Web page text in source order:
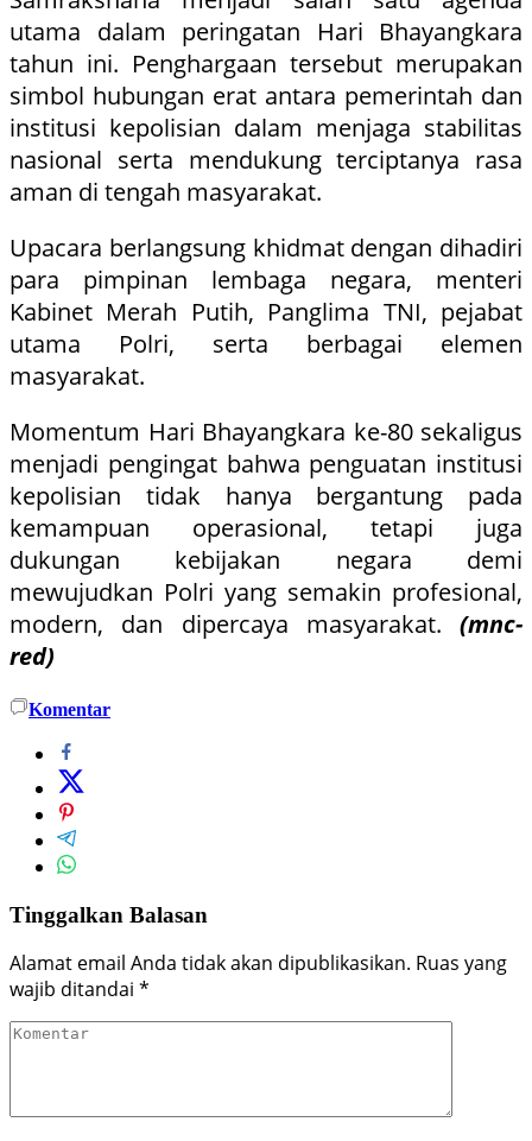
utama dalam peringatan Hari Bhayangkara
tahun ini. Penghargaan tersebut merupakan
simbol hubungan erat antara pemerintah dan
institusi kepolisian dalam menjaga stabilitas
nasional serta mendukung terciptanya rasa
aman di tengah masyarakat.
Upacara berlangsung khidmat dengan dihadiri
para pimpinan lembaga negara, menteri
Kabinet Merah Putih, Panglima TNI, pejabat
utama Polri, serta berbagai elemen
masyarakat.
Momentum Hari Bhayangkara ke-80 sekaligus
menjadi pengingat bahwa penguatan institusi
kepolisian tidak hanya bergantung pada
kemampuan operasional, tetapi juga
dukungan kebijakan negara demi
mewujudkan Polri yang semakin profesional,
modern, dan dipercaya masyarakat. (mnc-
red)
Komentar
Tinggalkan Balasan
Alamat email Anda tidak akan dipublikasikan. Ruas yang
wajib ditandai *